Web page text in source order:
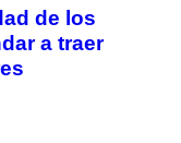
de los
a traer